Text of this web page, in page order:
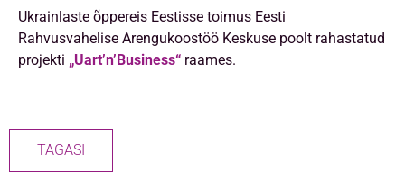
Ukrainlaste õppereis Eestisse toimus Eesti
Rahvusvahelise Arengukoostöö Keskuse poolt rahastatud
projekti „Uart’n’Business“ raames.
TAGASI